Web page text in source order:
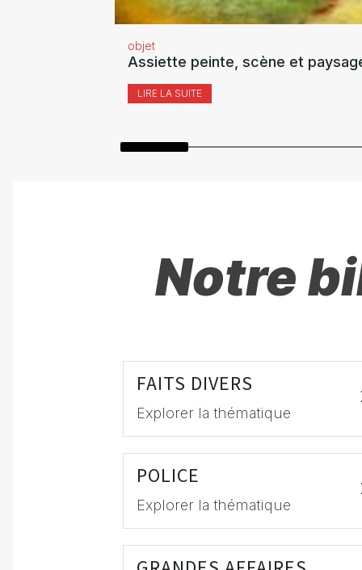
objet
Assiette peinte, scène et
LIRE LA SUITE
Notre
FAITS DIVERS
Explorer la thématique
POLICE
Explorer la thématique